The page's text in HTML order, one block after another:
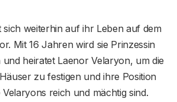
sich weiterhin auf ihr Leben auf dem
Mit 16 Jahren wird sie Prinzessin
heiratet Laenor Velaryon, um die
zu festigen und ihre Position
reich und mächtig sind.